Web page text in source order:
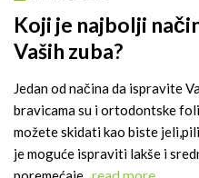
Koji je najbolji
Vaših zuba?
Jedan od načina da ispravite
bravicama su i ortodontske
možete skidati kao biste
je moguće ispraviti lakše i